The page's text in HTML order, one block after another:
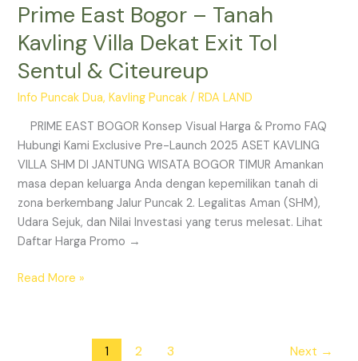
Prime East Bogor – Tanah
Kavling Villa Dekat Exit Tol
Sentul & Citeureup
Info Puncak Dua,Kavling Puncak /RDA LAND
PRIME EAST BOGOR Konsep Visual Harga & Promo FAQ
Hubungi Kami Exclusive Pre-Launch 2025 ASET KAVLING
VILLA SHM DI JANTUNG WISATA BOGOR TIMUR Amankan
masa depan keluarga Anda dengan kepemilikan tanah di
zona berkembang Jalur Puncak 2. Legalitas Aman (SHM),
Udara Sejuk, dan Nilai Investasi yang terus melesat. Lihat
Daftar Harga Promo →
Read More »
1 2 3 Next →